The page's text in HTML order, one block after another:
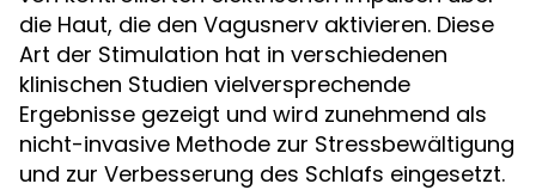
die Haut, die den Vagusnerv aktivieren. Diese
Art der Stimulation hat in verschiedenen
klinischen Studien vielversprechende
Ergebnisse gezeigt und wird zunehmend als
nicht-invasive Methode zur Stressbewältigung
und zur Verbesserung des Schlafs eingesetzt.